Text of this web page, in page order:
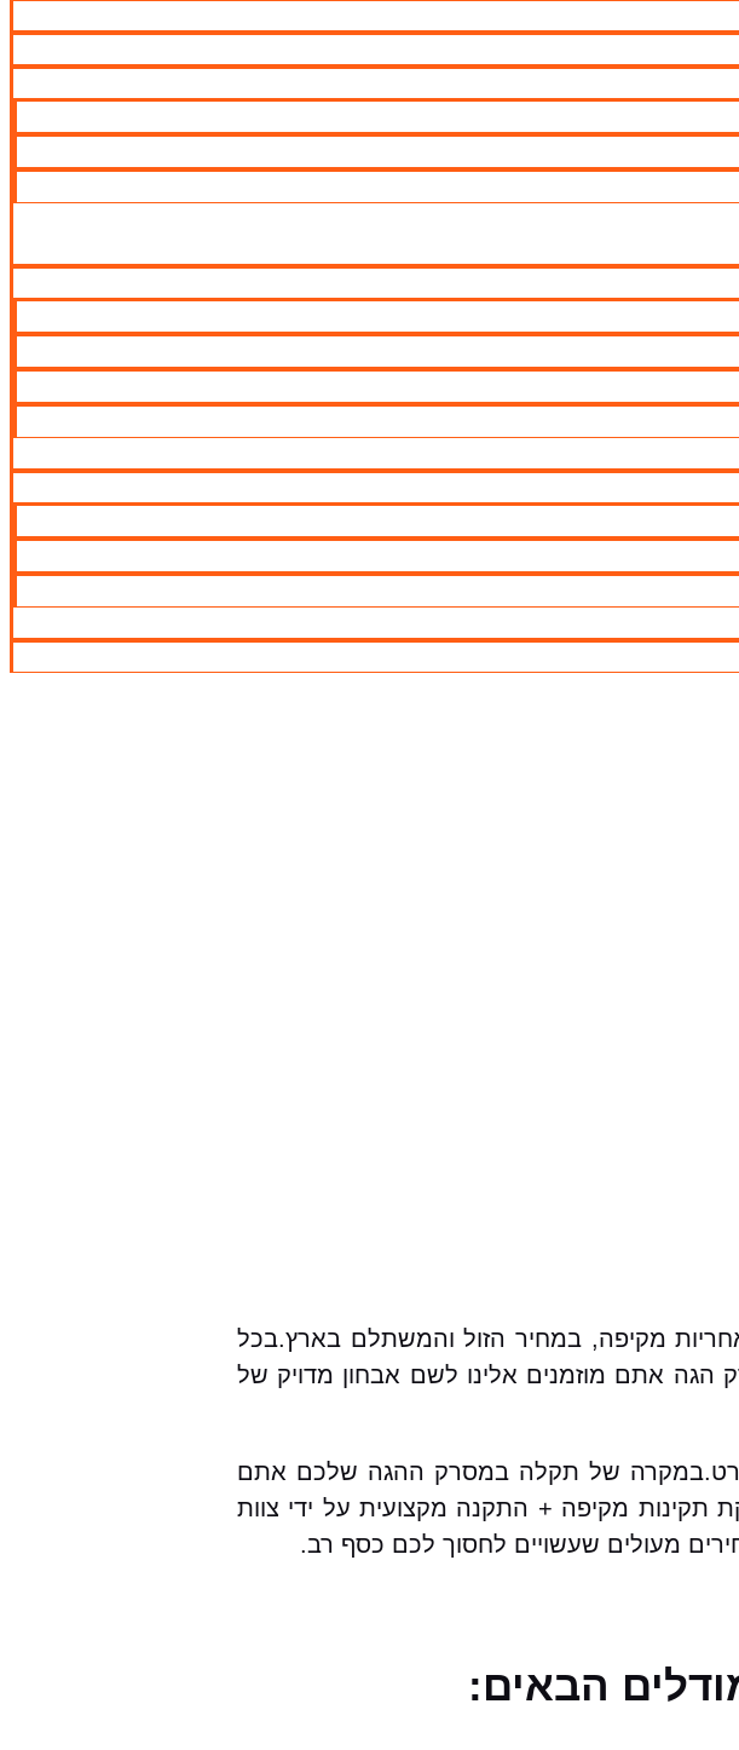
קארטרוניק, כולל אחריות מקיפה, במחיר הזול והמשתלם בארץ.בכל
אתם מוזמנים אלינו לשם אבחון מדויק של
מאגר עצום של מסרקי הגה עבור כל הסוגי הרכבים ועבור פיאט 500 בפרט.במקרה של תקלה במסרק ההגה שלכם אתם
תקינות מקיפה + התקנה מקצועית על ידי צוות
מעולים שעשויים לחסוך לכם כסף רב.